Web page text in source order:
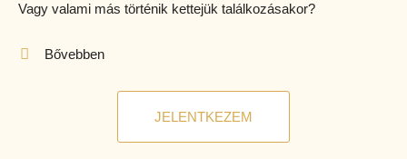
Vagy valami más történik kettejük találkozásakor?
Bővebben
JELENTKEZEM